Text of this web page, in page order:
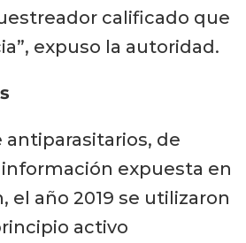
calificado que
expuso la autoridad.
antiparasitarios, de
expuesta en
el año 2019 se utilizaron
activo